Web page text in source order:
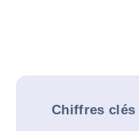
Chiffres clés